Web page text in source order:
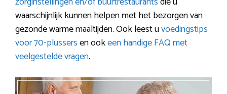
waarschijnlijk kunnen helpen met het bezorgen van
gezonde warme maaltijden. Ook leest uvoedingstips
voor 70-plussersen ookeen handige FAQ met
veelgestelde vragen.